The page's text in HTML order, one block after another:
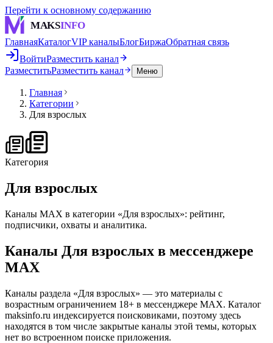
Перейти к основному содержанию
MAKSINFO
ГлавнаяКаталогVIP каналыБлогБиржаОбратная связь
ВойтиРазместить канал
РазместитьРазместить канал Меню
Главная
Категории
Для взрослых
Категория
Для взрослых
Каналы MAX в категории «Для взрослых»: рейтинг,
подписчики, охваты и аналитика.
Каналы Для взрослых в мессенджере
MAX
Каналы раздела «Для взрослых» — это материалы с
возрастным ограничением 18+ в мессенджере MAX. Каталог
maksinfo.ru индексируется поисковиками, поэтому здесь
находятся в том числе закрытые каналы этой темы, которых
нет во встроенном поиске приложения.